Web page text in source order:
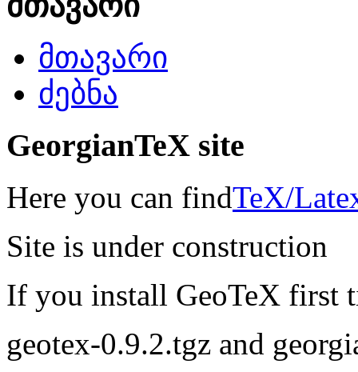
მთავარი
ძებნა
GeorgianTeX site
Here you can findTeX/
Site is under construction
If you install GeoTeX first
geotex-0.9.2.tgz and